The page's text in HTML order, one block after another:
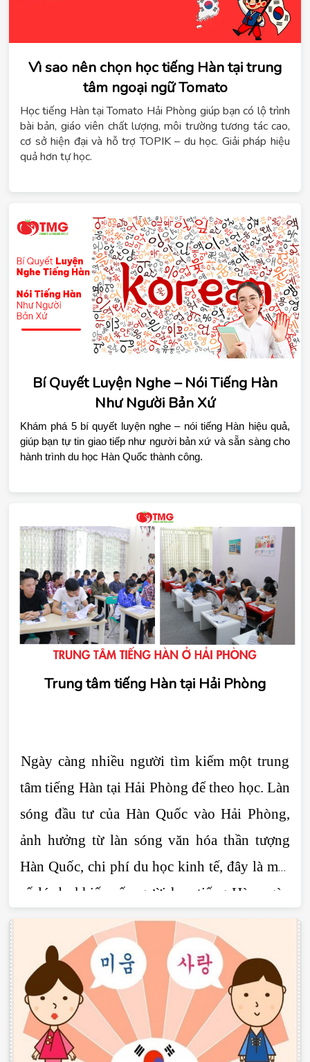
Vì sao nên chọn học tiếng Hàn tại trung
tâm ngoại ngữ Tomato
Học tiếng Hàn tại Tomato Hải Phòng giúp bạn có lộ trình
bài bản, giáo viên chất lượng, môi trường tương tác cao,
cơ sở hiện đại và hỗ trợ TOPIK – du học. Giải pháp hiệu
quả hơn tự học.
Bí Quyết Luyện Nghe – Nói Tiếng Hàn
Như Người Bản Xứ
Khám phá 5 bí quyết luyện nghe – nói tiếng Hàn hiệu quả,
giúp bạn tự tin giao tiếp như người bản xứ và sẵn sàng cho
hành trình du học Hàn Quốc thành công.
Trung tâm tiếng Hàn tại Hải Phòng
Ngày càng nhiều người tìm kiếm một trung
tâm tiếng Hàn tại Hải Phòng để theo học. Làn
sóng đầu tư của Hàn Quốc vào Hải Phòng,
ảnh hưởng từ làn sóng văn hóa thần tượng
Hàn Quốc, chi phí du học kinh tế, đây là một
số lý do khiến số người học tiếng Hàn ngày
một gia tăng. Hiện nay có rất nhiều trung tâm
tiếng Hàn tại Hải Phòng và Tomato là một
trong số đó. Cùng tìm hiểu những ưu điểm
nổi bật khi học tại trung tâm tiếng Hàn
Tomato tại Hải Phòng trong bài viết dưới đây